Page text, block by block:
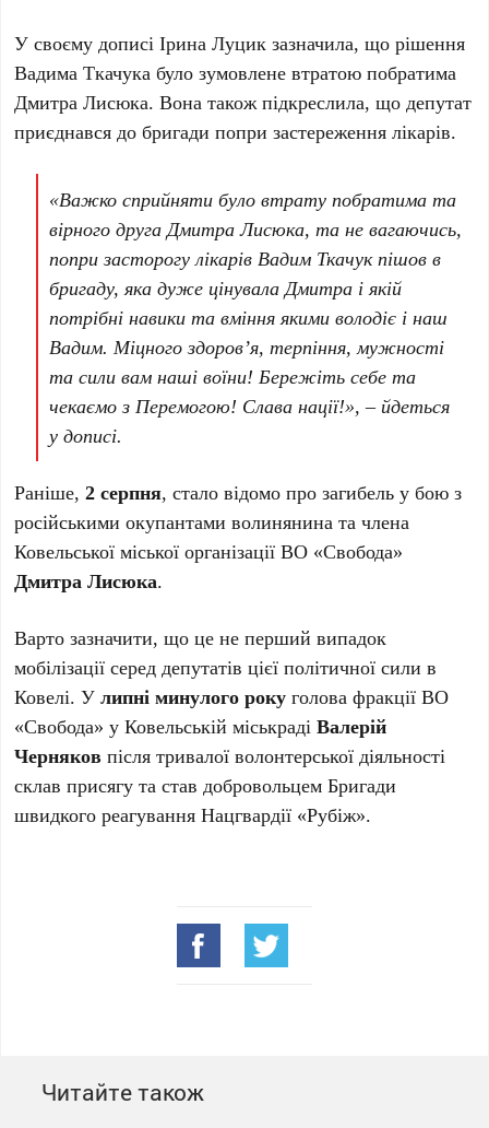
У своєму дописі Ірина Луцик зазначила, що рішення
Вадима Ткачука було зумовлене втратою побратима
Дмитра Лисюка. Вона також підкреслила, що депутат
приєднався до бригади попри застереження лікарів.
«Важко сприйняти було втрату побратима та
вірного друга Дмитра Лисюка, та не вагаючись,
попри засторогу лікарів Вадим Ткачук пішов в
бригаду, яка дуже цінувала Дмитра і якій
потрібні навики та вміння якими володіє і наш
Вадим. Міцного здоров’я, терпіння, мужності
та сили вам наші воїни! Бережіть себе та
чекаємо з Перемогою! Слава нації!», – йдеться
у дописі.
Раніше,2 серпня, стало відомо про загибель у бою з
російськими окупантами волинянина та члена
Ковельської міської організації ВО «Свобода»
Дмитра Лисюка.
Варто зазначити, що це не перший випадок
мобілізації серед депутатів цієї політичної сили в
Ковелі. Улипні минулого року голова фракції ВО
«Свобода» у Ковельській міськрадіВалерій
Черняков після тривалої волонтерської діяльності
склав присягу та став добровольцем Бригади
швидкого реагування Нацгвардії «Рубіж».
Читайте також